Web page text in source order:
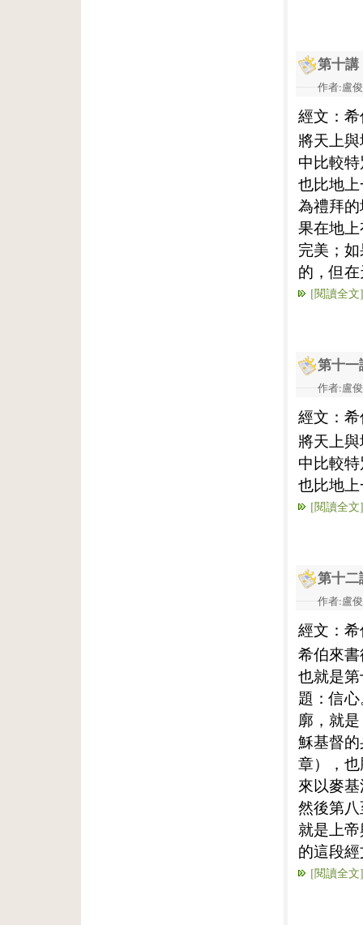
第十講
作者:盧
經文：
將天上
中比較
也比地
為禮拜
果在地
完美；
的，但
[閱讀全文]
第十一
作者:盧
經文：
將天上
中比較
也比地
[閱讀全文]
第十二
作者:盧
經文：
希伯來
也就是
題：信
廓，就
穌基督
章），
來以麥
然後第
就是上
的這段
[閱讀全文]